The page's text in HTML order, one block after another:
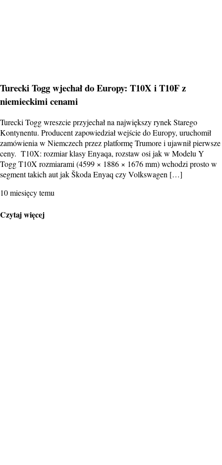
Turecki Togg wjechał do Europy: T10X i T10F z
niemieckimi cenami
Turecki Togg wreszcie przyjechał na największy rynek Starego
Kontynentu. Producent zapowiedział wejście do Europy, uruchomił
zamówienia w Niemczech przez platformę Trumore i ujawnił pierwsze
ceny. T10X: rozmiar klasy Enyaqa, rozstaw osi jak w Modelu Y
Togg T10X rozmiarami (4599 × 1886 × 1676 mm) wchodzi prosto w
segment takich aut jak Škoda Enyaq czy Volkswagen […]
10 miesięcy temu
Czytaj więcej